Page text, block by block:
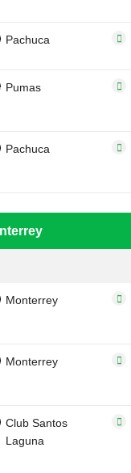
Pachuca
Pumas
Pachuca
Monterrey
Monterrey
Club Santos
Laguna